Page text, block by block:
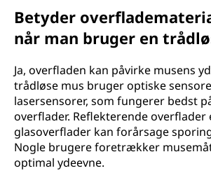
Betyder
når man bruger en
Ja, overfladen kan påvirke musens
trådløse mus bruger optiske
lasersensorer, som fungerer bedst
overflader. Reflekterende overflader
glasoverflader kan forårsage
Nogle brugere foretrækker
optimal ydeevne.